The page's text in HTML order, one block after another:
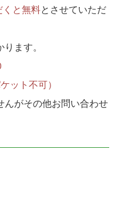
くと無料とさせていただ
ます。
ット不可）
んがその他お問い合わせ